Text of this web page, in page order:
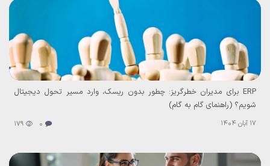
ERP برای مدیران خطر‌گریز: چطور بدون ریسک، وارد مسیر تحول دیجیتال
شویم؟ (راهنمای گام به گام)
17 آبان 1404 0
179